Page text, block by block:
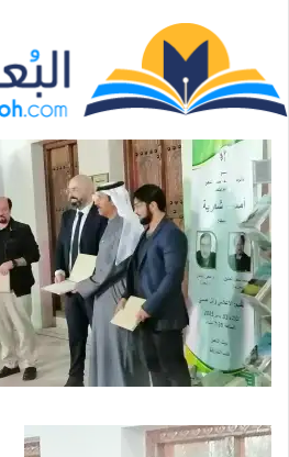
ل
ب
ر
ي
إ
ك
ت
ر
و
ن
ا